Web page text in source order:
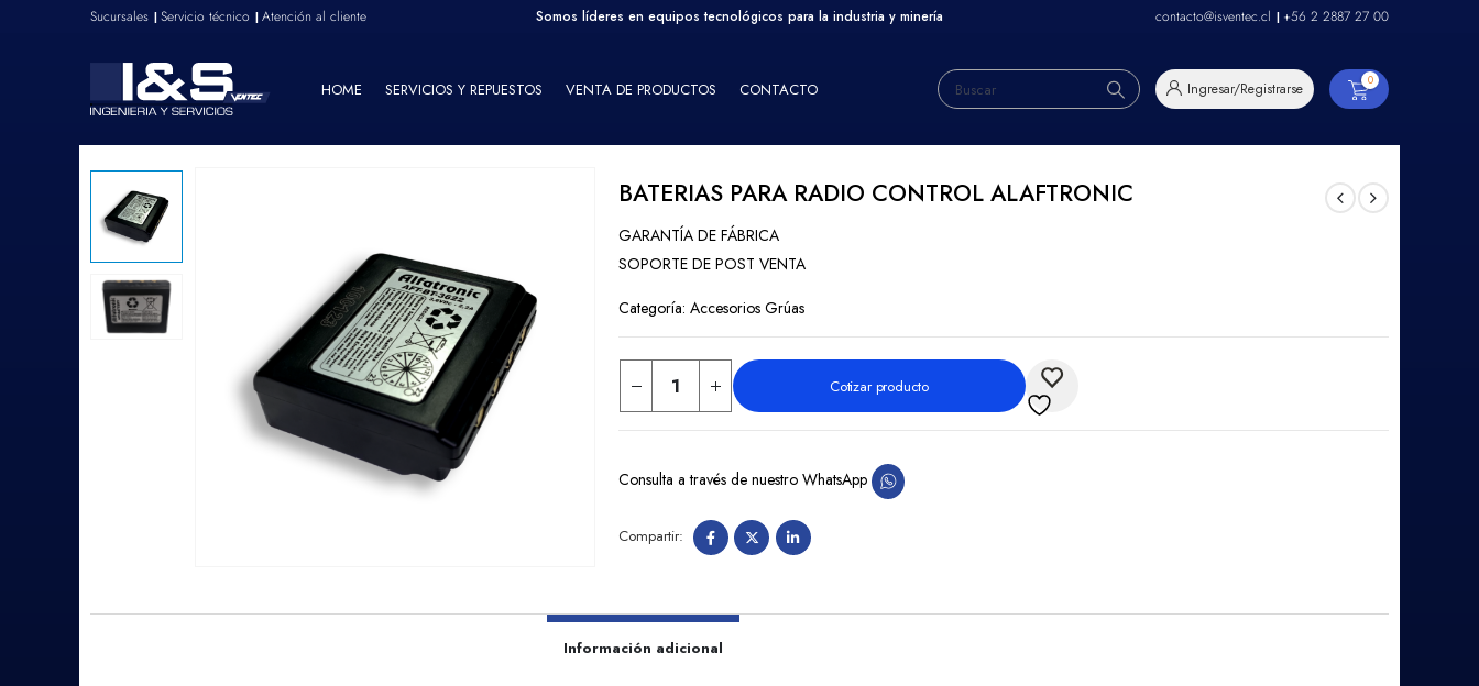
Sucursales |Servicio técnico |Atención al cliente Somos líderes en equipos tecnológicos para la industria y minería contacto@isventec.cl | +56 2 2887 27 00
HOME SERVICIOS Y REPUESTOS VENTA DE PRODUCTOS CONTACTO 0
BATERIAS PARA RADIO CONTROL ALAFTRONIC
GARANTÍA DE FÁBRICA
SOPORTE DE POST VENTA
Categoría: Accesorios Grúas
Cotizar producto
Consulta a través de nuestro WhatsApp
Información adicional